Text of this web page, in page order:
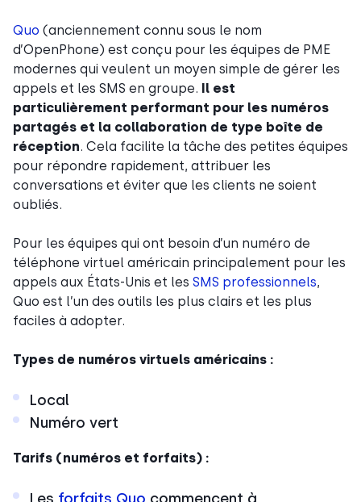
Quo (anciennement connu sous le nom
d’OpenPhone) est conçu pour les équipes de PME
modernes qui veulent un moyen simple de gérer les
appels et les SMS en groupe. Il est
particulièrement performant pour les numéros
partagés et la collaboration de type boîte de
réception. Cela facilite la tâche des petites équipes
pour répondre rapidement, attribuer les
conversations et éviter que les clients ne soient
oubliés.
Pour les équipes qui ont besoin d’un numéro de
téléphone virtuel américain principalement pour les
appels aux États-Unis et les SMS professionnels,
Quo est l’un des outils les plus clairs et les plus
faciles à adopter.
Types de numéros virtuels américains :
Local
Numéro vert
Tarifs (numéros et forfaits) :
Les forfaits Quo commencent à